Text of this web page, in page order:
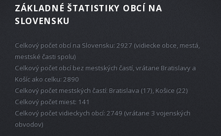
ZÁKLADNÉ ŠTATISTIKY OBCÍ NA
SLOVENSKU
Celkový počet obcí na Slovensku: 2927 (vidiecke obce, mestá,
mestské časti spolu)
Celkový počet obcí bez mestských častí, vrátane Bratislavy a
Košíc ako celku: 2890
Celkový počet mestských častí: Bratislava (17), Košice (22)
Celkový počet miest: 141
Celkový počet vidieckych obcí: 2749 (vrátane 3 vojenských
obvodov)